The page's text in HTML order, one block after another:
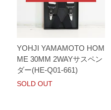
YOHJI YAMAMOTO HOM
ME 30MM 2WAYサスペン
ダー(HE-Q01-661)
SOLD OUT